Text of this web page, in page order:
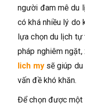
người đam mê du
có khá nhiều lý do
lựa chọn du lịch tự
pháp nghiêm
lich my sẽ giúp
vấn đề khó khăn.
Để chọn được một